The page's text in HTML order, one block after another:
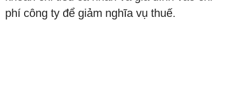
phí công ty để giảm nghĩa vụ thuế.